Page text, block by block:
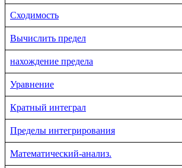
Сходимость
Вычислить предел
нахождение предела
Уравнение
Кратный интеграл
Пределы интегрирования
Математический-анализ.